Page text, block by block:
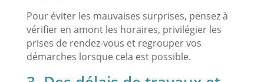
Pour éviter les mauvaises surprises, pensez à
vérifier en amont les horaires, privilégier les
prises de rendez-vous et regrouper vos
démarches lorsque cela est possible.